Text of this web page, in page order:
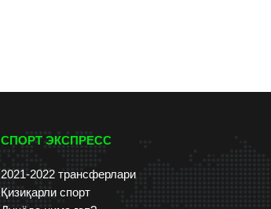
СПОРТ ЭКСПРЕСС
2021-2022 трансферлари
Қизиқарли спорт